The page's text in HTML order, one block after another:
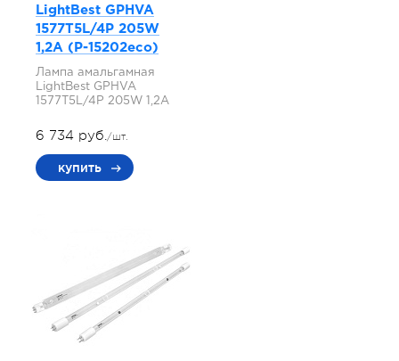
LightBest GPHVA
1577T5L/4P 205W
1,2A (P-15202eco)
Лампа амальгамная
LightBest GPHVA
1577T5L/4P 205W 1,2A
6 734 руб./шт.
купить